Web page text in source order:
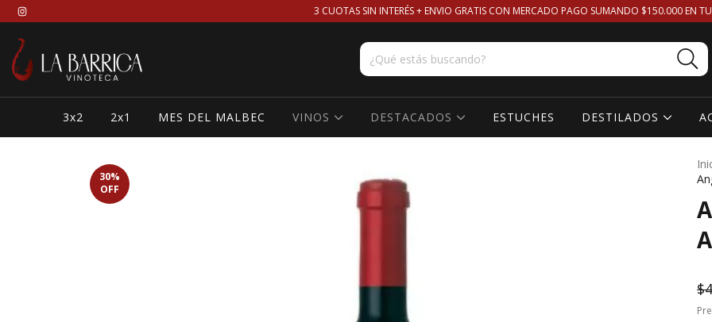
3 CUOTAS SIN INTERÉS + ENVIO GRATIS CON MERCADO PAGO SUMANDO $150.000 EN
3x2 2x1 MES DEL MALBEC VINOS DESTACADOS ESTUCHES DESTILADOS
30%
OFF